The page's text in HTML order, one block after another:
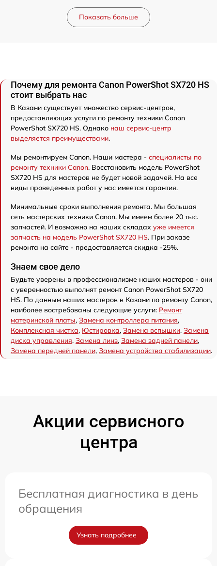
Показать больше
Почему для ремонта Canon PowerShot SX720 HS
стоит выбрать нас
В Казани существует множество сервис-центров,
предоставляющих услуги по ремонту техники Canon
PowerShot SX720 HS. Однако наш сервис-центр
выделяется преимуществами.
Мы ремонтируем Canon. Наши мастера - специалисты по
ремонту техники Canon. Восстановить модель PowerShot
SX720 HS для мастеров не будет новой задачей. На все
виды проведенных работ у нас имеется гарантия.
Минимальные сроки выполнения ремонта. Мы большая
сеть мастерских техники Canon. Мы имеем более 20 тыс.
запчастей. И возможно на наших складах уже имеется
запчасть на модель PowerShot SX720 HS. При заказе
ремонта на сайте - предоставляется скидка -25%.
Знаем свое дело
Будьте уверены в профессионализме наших мастеров - они
с уверенностью выполнят ремонт Canon PowerShot SX720
HS. По данным наших мастеров в Казани по ремонту Canon,
наиболее востребованы следующие услуги: Ремонт
материнской платы, Замена контроллера питания,
Комплексная чистка, Юстировка, Замена вспышки, Замена
диска управления, Замена линз, Замена задней панели,
Замена передней панели, Замена устройства стабилизации.
Акции сервисного
центра
Бесплатная диагностика в день
обращения
Узнать подробнее